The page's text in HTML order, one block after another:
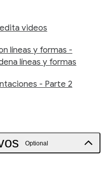
videos
líneas y formas -
líneas y formas
- Parte 2
Optional